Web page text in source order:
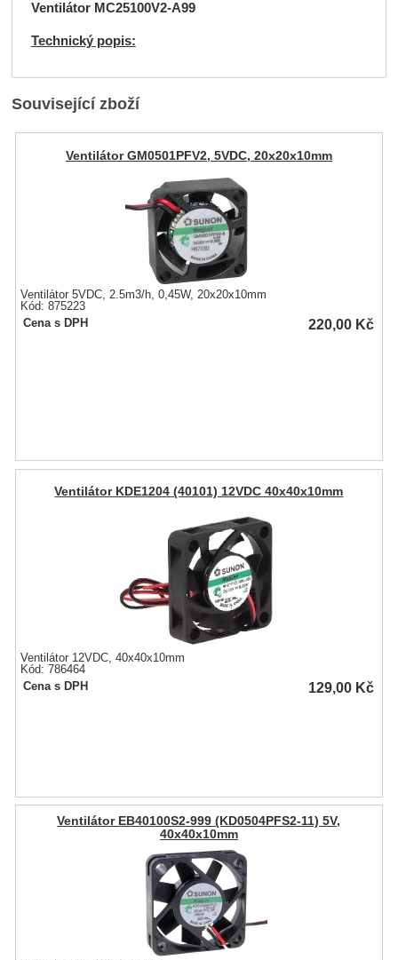
Ventilátor MC25100V2-A99
Technický popis:
Související zboží
Ventilátor GM0501PFV2, 5VDC, 20x20x10mm
Ventilátor 5VDC, 2.5m3/h, 0,45W, 20x20x10mm
Kód: 875223
Cena s DPH
220,00 Kč
Ventilátor KDE1204 (40101) 12VDC 40x40x10mm
Ventilátor 12VDC, 40x40x10mm
Kód: 786464
Cena s DPH
129,00 Kč
Ventilátor EB40100S2-999 (KD0504PFS2-11) 5V,
40x40x10mm